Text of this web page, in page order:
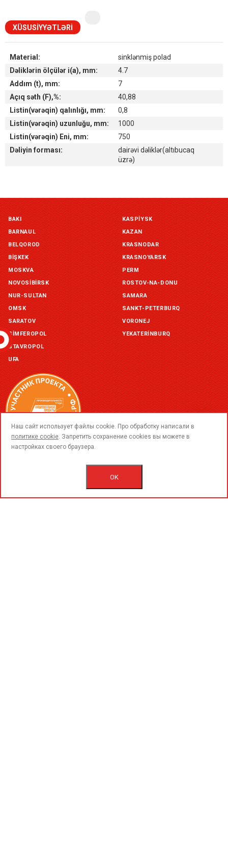
XÜSUSIYYƏTLƏRI
Material:
sinklənmiş polad
Dəliklərin ölçülər i(a), mm:
4.7
Addım (t), mm:
7
Açıq səth (F),%:
40,88
Listin(vərəqin) qalınlığı, mm:
0,8
Listin(vərəqin) uzunluğu, mm:
1000
Listin(vərəqin) Eni, mm:
750
Dəliyin forması:
dairəvi dəliklər(altıbucaq
üzrə)
Симферополь склад (г. Симферополь, ул. Монтажная, 33а)
in stock:not in stock
Склад ГП и товаров (г. Воронеж, ул. Красный Октябрь, 1а, )
in stock:not in stock
Склад Екатеринбург (г. Екатеринбург, ул. Бисертская, д.1)
in stock:not in stock
Склад Казань (г. Казань, ул. Родины, д. 2)
in stock:not in stock
Склад Уфа (г. Уфа, ул. Центральная, д. 19Б )
in stock:not in stock
BAKI
BARNAUL
BELQOROD
BIŞKEK
KASPIYSK
KAZAN
KRASNODAR
KRASNOYARSK
MOSKVA
NOVOSIBIRSK
NUR-SULTAN
OMSK
PERM
ROSTOV-NA-DONU
SAMARA
SANKT-PETERBURQ
SARATOV
SIMFEROPOL
STAVROPOL
UFA
VORONEJ
YEKATERINBURQ
© 2015-2020 «PerfoGrad» MMC.
call
Наш сайт использует файлы cookie. Про обработку написали в
политике cookie. Запретить сохранение cookies вы можете в
настройках своего браузера.
OK